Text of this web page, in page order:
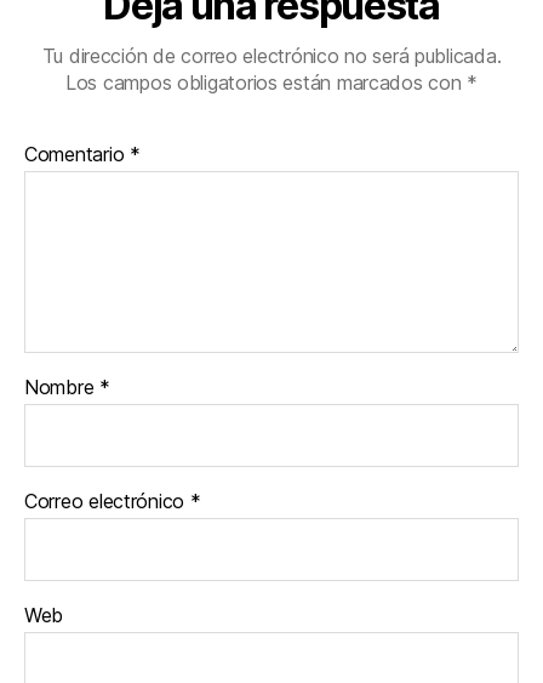
Tu dirección de correo electrónico no será publicada.
Los campos obligatorios están marcados con *
Comentario *
Nombre *
Correo electrónico *
Web